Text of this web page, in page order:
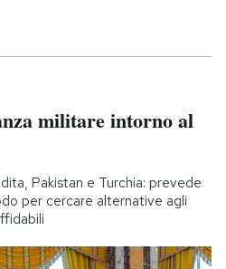
militare intorno al
Pakistan e Turchia: prevede
per cercare alternative agli